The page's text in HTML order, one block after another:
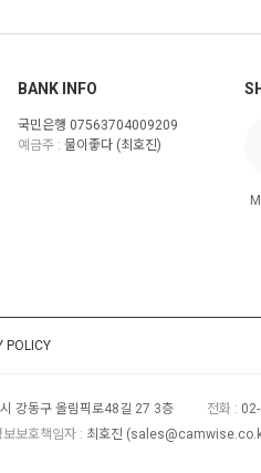
BANK INFO
국민은행 07563704009209
예금주 : 물이좋다 (최호진)
POLICY
강동구 올림픽로48길 27 3층 전화 :
보보호책임자 : 최호진 (